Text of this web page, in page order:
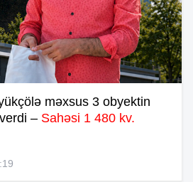
məxsus 3 obyektin
– Sahəsi 1 480 kv.